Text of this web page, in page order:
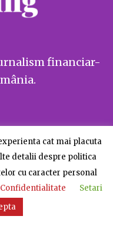
financiar-
rezervate
Publicitate
cat mai placuta
detalii despre politica
cu caracter personal
Confidentialitate
Setari